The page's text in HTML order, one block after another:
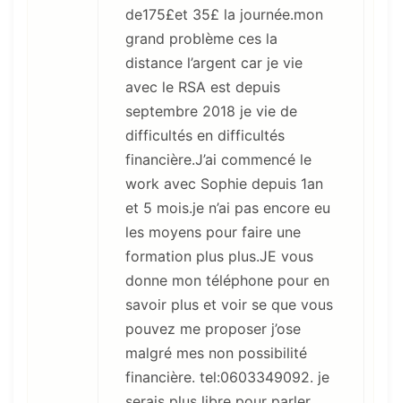
de175£et 35£ la journée.mon
grand problème ces la
distance l’argent car je vie
avec le RSA est depuis
septembre 2018 je vie de
difficultés en difficultés
financière.J’ai commencé le
work avec Sophie depuis 1an
et 5 mois.je n’ai pas encore eu
les moyens pour faire une
formation plus plus.JE vous
donne mon téléphone pour en
savoir plus et voir se que vous
pouvez me proposer j’ose
malgré mes non possibilité
financière. tel:0603349092. je